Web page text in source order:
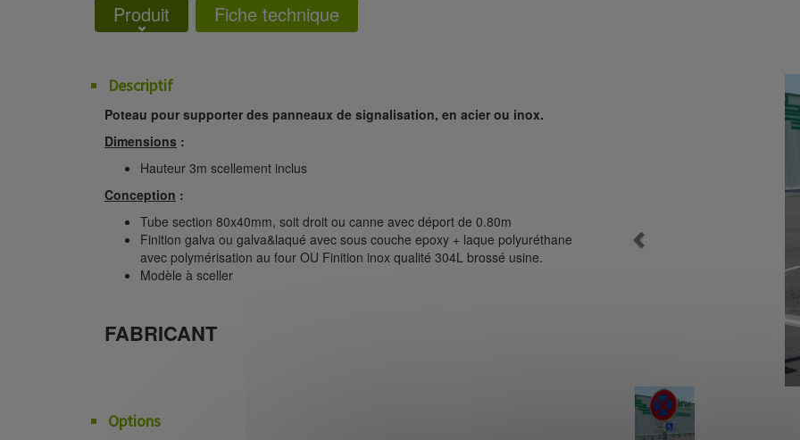
Produit Fiche technique
Descriptif
Poteau pour supporter des panneaux de signalisation, en acier ou inox.
Dimensions :
Hauteur 3m scellement inclus
Conception :
Tube section 80x40mm, soit droit ou canne avec déport de 0.80m
Finition galva ou galva&laqué avec sous couche epoxy + laque polyuréthane
avec polymérisation au four OU Finition inox qualité 304L brossé usine.
Modèle à sceller
FABRICANT
Options